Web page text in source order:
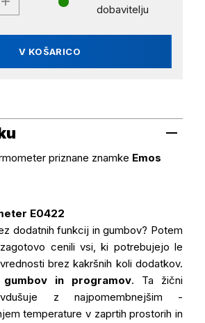
V KOŠARICO
dobavitelju
priznane znamke Emos
E0422
dodatnih funkcij in gumbov? Potem
cenili vsi, ki potrebujejo le
brez kakršnih koli dodatkov.
in programov. Ta žični
z najpomembnejšim -
temperature v zaprtih prostorih in